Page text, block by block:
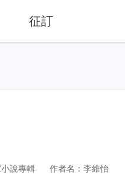
征訂
說專輯 作者名：李維怡